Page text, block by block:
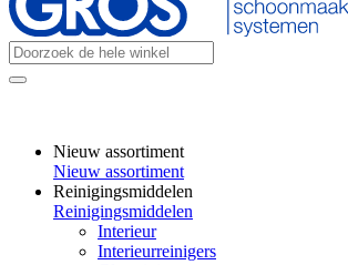
Nieuw assortiment
Nieuw assortiment
Reinigingsmiddelen
Reinigingsmiddelen
Interieur
Interieurreinigers